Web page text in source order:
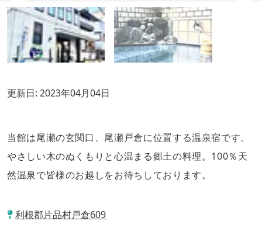
更新日: 2023年04月04日
当館は尾瀬の玄関口、尾瀬戸倉に位置する温泉宿です。
やさしい木のぬくもりと心温まる郷土の料理。100％天
然温泉で皆様のお越しをお待ちしております。
利根郡片品村戸倉609